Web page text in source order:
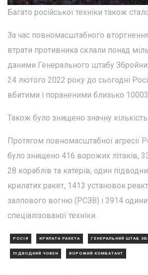
Багато російської техніки також
За час повномасштабного вторгнення
втрати противника склали понад
даними Генерального штабу
24 лютого 2022 року до сьогодні
вбитими і пораненими близько
Також було знищено значну
Протягом повномасштабної агресії
було знищено 416 ворожих літаків,
28 кораблів та катерів, один
крилатих ракет, 1413 установок
залпового вогню (РСЗВ) і 3914
спеціалізованої техніки.
РОСІЯ КРИЛАТА РАКЕТА ГЕНЕРАЛЬНИЙ ШТАБ
ПІДВОДНИЙ ЧОВЕН ВОРОЖИЙ КОМБАТАНТ